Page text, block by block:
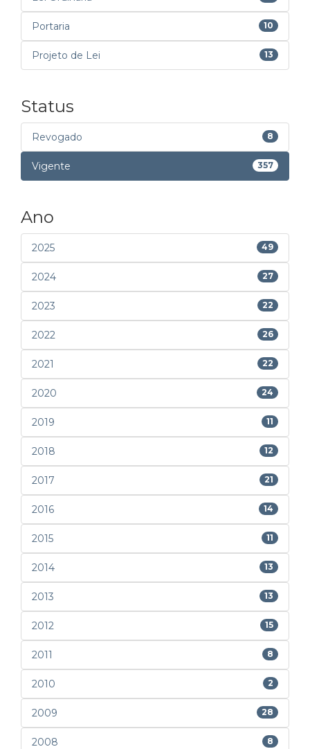
Portaria 10
Projeto de Lei 13
Status
Revogado 8
Vigente 357
Ano
2025 49
2024 27
2023 22
2022 26
2021 22
2020 24
2019 11
2018 12
2017 21
2016 14
2015 11
2014 13
2013 13
2012 15
2011 8
2010 2
2009 28
2008 8